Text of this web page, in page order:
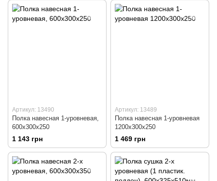
Артикул: 13490
Полка навесная 1-уровневая,
600х300х250
1 143 грн
Артикул: 13489
Полка навесная 1-уровневая
1200х300х250
1 469 грн